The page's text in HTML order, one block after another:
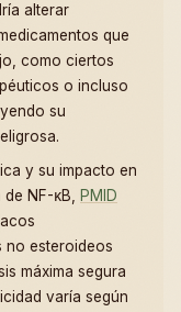
alterar
que
como ciertos
o incluso
su
y su impacto en
NF-κB, PMID
no esteroideos
máxima segura
varía según